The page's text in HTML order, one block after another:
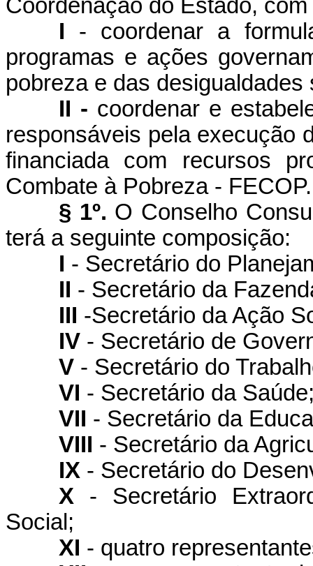
Coordenação do Estado,
I - coordenar a
programas e ações
pobreza e das desigualdades
II - coordenar e
responsáveis pela execução
financiada com recursos
Combate à Pobreza - FECOP.
§ 1º. O Conselho
terá a seguinte composição:
I - Secretário do
II - Secretário da
III -Secretário da Ação
IV- Secretário de
V- Secretário do
VI - Secretário da
VII - Secretário da
VIII - Secretário da
IX - Secretário do
X - Secretário
Social;
XI - quatro